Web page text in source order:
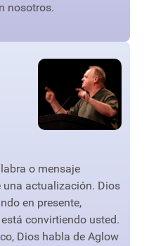
nosotros.
o mensaje
una actualización. Dios
en presente,
convirtiendo usted.
Dios habla de Aglow